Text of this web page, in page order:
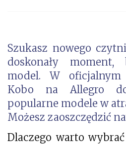
Szukasz nowego
doskonały
model. W oficjalnym
Kobo na Allegro
popularne modele w
Możesz zaoszczędzić
Dlaczego warto